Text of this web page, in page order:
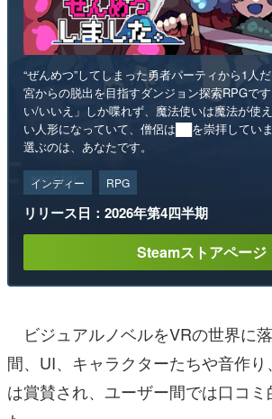
“ぜんめつ”してしまった勇者パーティから1人
宮からの脱出を目指すダンジョン探索RPGで
い/いいえ」しか喋れず、魔法使いは魔法が使
い人形になっていて、僧侶は██を崇拝してい
選ぶのは、あなたです。
インディー RPG
リリース日：2026年第4四半期
Steamストアページ
ビジュアルノベルをVRの世界に
間、UI、キャラクターたちや音作
は賞賛され、ユーザー間では口コ